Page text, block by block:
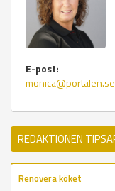
E-post:
monica@portalen.se
REDAKTIONEN
Renovera köket